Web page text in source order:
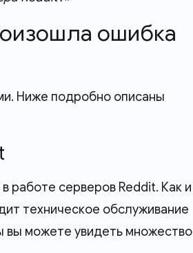
ошибка
Ниже подробно описаны
работе серверов Reddit. Как и
техническое обслуживание
вы можете увидеть множество